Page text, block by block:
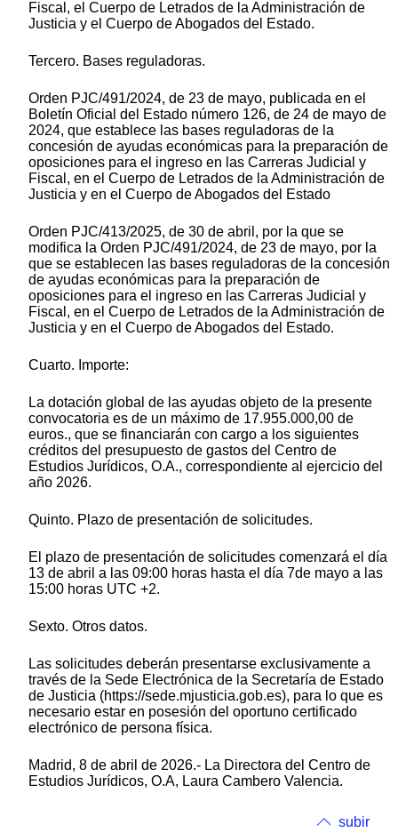
Fiscal, el Cuerpo de Letrados de la Administración de
Justicia y el Cuerpo de Abogados del Estado.
Tercero. Bases reguladoras.
Orden PJC/491/2024, de 23 de mayo, publicada en el
Boletín Oficial del Estado número 126, de 24 de mayo de
2024, que establece las bases reguladoras de la
concesión de ayudas económicas para la preparación de
oposiciones para el ingreso en las Carreras Judicial y
Fiscal, en el Cuerpo de Letrados de la Administración de
Justicia y en el Cuerpo de Abogados del Estado
Orden PJC/413/2025, de 30 de abril, por la que se
modifica la Orden PJC/491/2024, de 23 de mayo, por la
que se establecen las bases reguladoras de la concesión
de ayudas económicas para la preparación de
oposiciones para el ingreso en las Carreras Judicial y
Fiscal, en el Cuerpo de Letrados de la Administración de
Justicia y en el Cuerpo de Abogados del Estado.
Cuarto. Importe:
La dotación global de las ayudas objeto de la presente
convocatoria es de un máximo de 17.955.000,00 de
euros., que se financiarán con cargo a los siguientes
créditos del presupuesto de gastos del Centro de
Estudios Jurídicos, O.A., correspondiente al ejercicio del
año 2026.
Quinto. Plazo de presentación de solicitudes.
El plazo de presentación de solicitudes comenzará el día
13 de abril a las 09:00 horas hasta el día 7de mayo a las
15:00 horas UTC +2.
Sexto. Otros datos.
Las solicitudes deberán presentarse exclusivamente a
través de la Sede Electrónica de la Secretaría de Estado
de Justicia (https://sede.mjusticia.gob.es), para lo que es
necesario estar en posesión del oportuno certificado
electrónico de persona física.
Madrid, 8 de abril de 2026.- La Directora del Centro de
Estudios Jurídicos, O.A, Laura Cambero Valencia.
subir